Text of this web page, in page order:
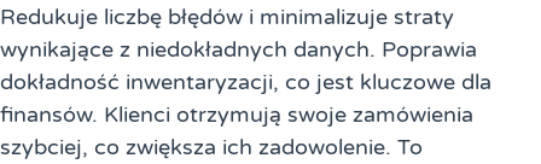
Redukuje liczbę błędów i minimalizuje straty
wynikające z niedokładnych danych. Poprawia
dokładność inwentaryzacji, co jest kluczowe dla
finansów. Klienci otrzymują swoje zamówienia
szybciej, co zwiększa ich zadowolenie. To